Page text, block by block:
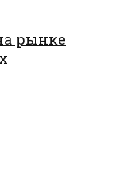
рынке